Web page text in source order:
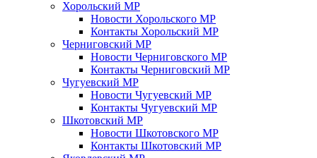
Хорольский МР
Новости Хорольского МР
Контакты Хорольский МР
Черниговский МР
Новости Черниговского МР
Контакты Черниговский МР
Чугуевский МР
Новости Чугуевский МР
Контакты Чугуевский МР
Шкотовский МР
Новости Шкотовского МР
Контакты Шкотовский МР